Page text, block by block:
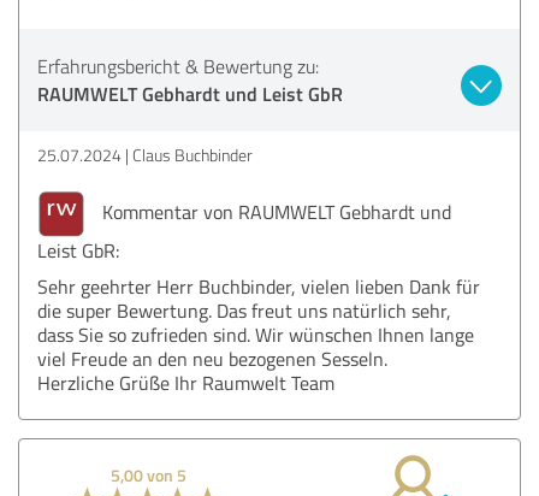
Erfahrungsbericht & Bewertung zu:
RAUMWELT Gebhardt und Leist GbR
25.07.2024 Claus Buchbinder
Kommentar von RAUMWELT Gebhardt und
Leist GbR:
Sehr geehrter Herr Buchbinder, vielen lieben Dank für
die super Bewertung. Das freut uns natürlich sehr,
dass Sie so zufrieden sind. Wir wünschen Ihnen lange
viel Freude an den neu bezogenen Sesseln.
Herzliche Grüße Ihr Raumwelt Team
5,00 von 5